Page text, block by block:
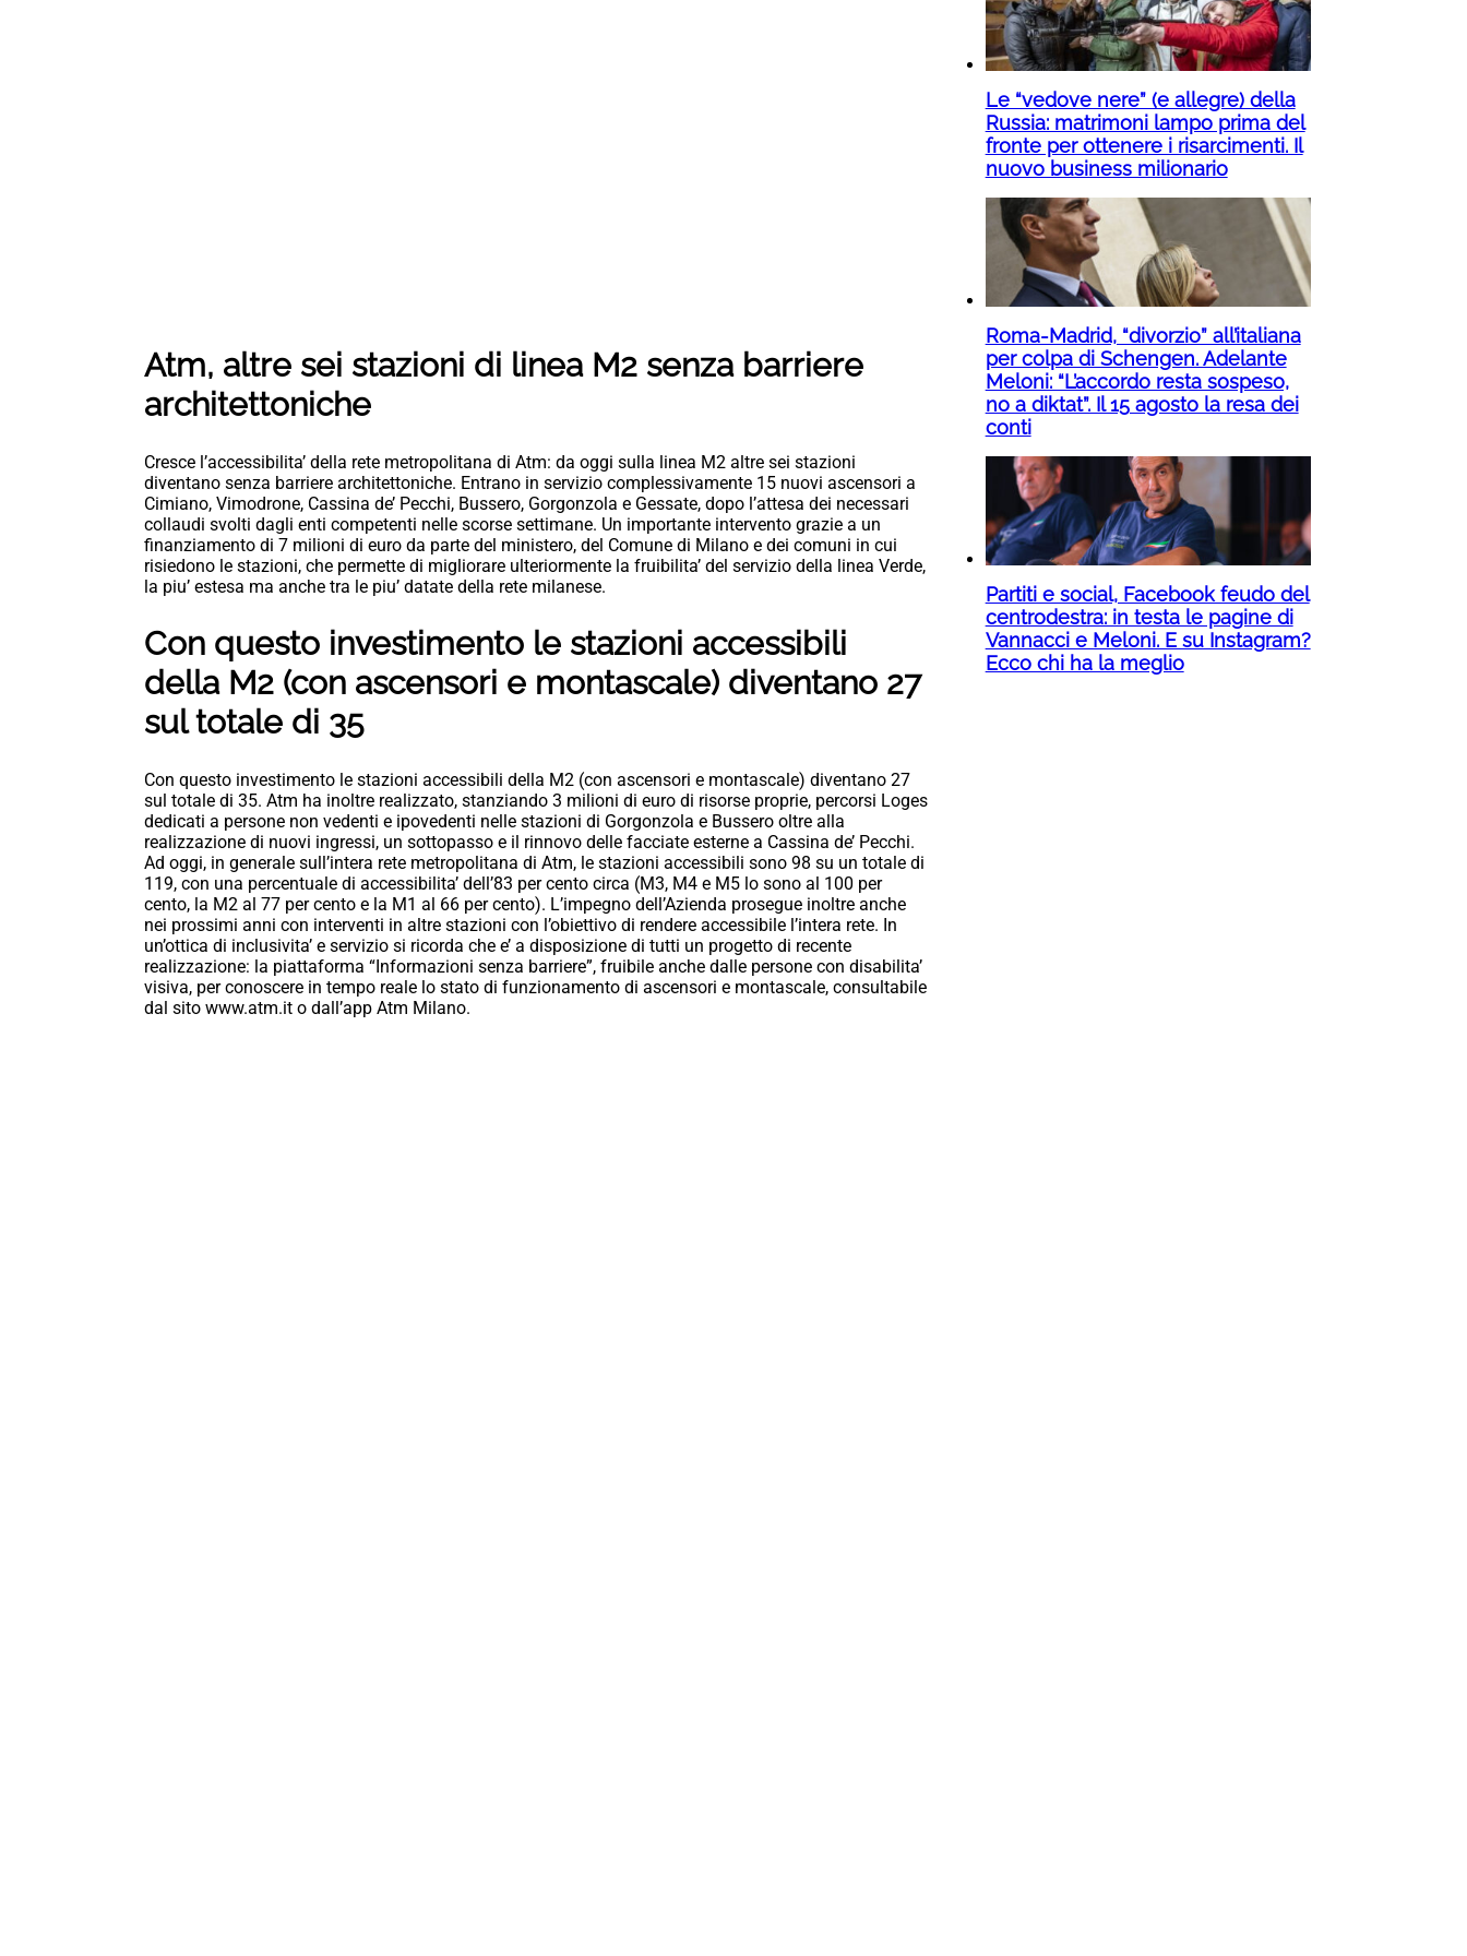
Atm, altre sei stazioni di linea M2 senza barriere
architettoniche
Cresce l’accessibilita’ della rete metropolitana di Atm: da oggi sulla linea M2 altre sei stazioni
diventano senza barriere architettoniche. Entrano in servizio complessivamente 15 nuovi ascensori a
Cimiano, Vimodrone, Cassina de’ Pecchi, Bussero, Gorgonzola e Gessate, dopo l’attesa dei necessari
collaudi svolti dagli enti competenti nelle scorse settimane. Un importante intervento grazie a un
finanziamento di 7 milioni di euro da parte del ministero, del Comune di Milano e dei comuni in cui
risiedono le stazioni, che permette di migliorare ulteriormente la fruibilita’ del servizio della linea Verde,
la piu’ estesa ma anche tra le piu’ datate della rete milanese.
Con questo investimento le stazioni accessibili
della M2 (con ascensori e montascale) diventano 27
sul totale di 35
Con questo investimento le stazioni accessibili della M2 (con ascensori e montascale) diventano 27
sul totale di 35. Atm ha inoltre realizzato, stanziando 3 milioni di euro di risorse proprie, percorsi Loges
dedicati a persone non vedenti e ipovedenti nelle stazioni di Gorgonzola e Bussero oltre alla
realizzazione di nuovi ingressi, un sottopasso e il rinnovo delle facciate esterne a Cassina de’ Pecchi.
Ad oggi, in generale sull’intera rete metropolitana di Atm, le stazioni accessibili sono 98 su un totale di
119, con una percentuale di accessibilita’ dell’83 per cento circa (M3, M4 e M5 lo sono al 100 per
cento, la M2 al 77 per cento e la M1 al 66 per cento). L’impegno dell’Azienda prosegue inoltre anche
nei prossimi anni con interventi in altre stazioni con l’obiettivo di rendere accessibile l’intera rete. In
un’ottica di inclusivita’ e servizio si ricorda che e’ a disposizione di tutti un progetto di recente
realizzazione: la piattaforma “Informazioni senza barriere”, fruibile anche dalle persone con disabilita’
visiva, per conoscere in tempo reale lo stato di funzionamento di ascensori e montascale, consultabile
dal sito www.atm.it o dall’app Atm Milano.
Le “vedove nere” (e allegre) della
Russia: matrimoni lampo prima del
fronte per ottenere i risarcimenti. Il
nuovo business milionario
Roma-Madrid, “divorzio” all’italiana
per colpa di Schengen. Adelante
Meloni: “L’accordo resta sospeso,
no a diktat”. Il 15 agosto la resa dei
conti
Partiti e social, Facebook feudo del
centrodestra: in testa le pagine di
Vannacci e Meloni. E su Instagram?
Ecco chi ha la meglio